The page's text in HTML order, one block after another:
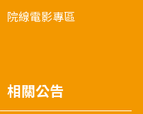
院線電影專區
相關公告